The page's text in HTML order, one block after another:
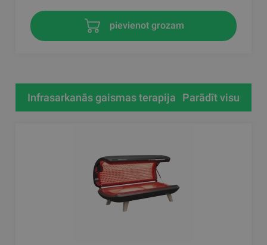
pievienot grozam
Infrasarkanās gaismas terapija Parādīt visu